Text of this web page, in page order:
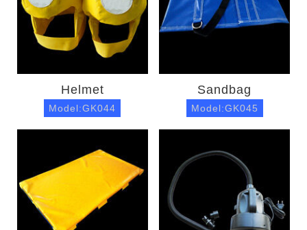
Helmet
Model:GK044
Sandbag
Model:GK045